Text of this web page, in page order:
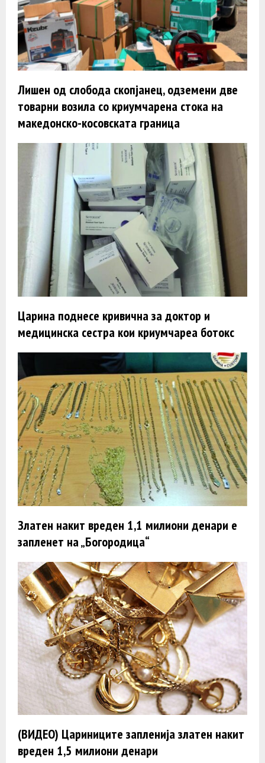
Лишен од слобода скопјанец, одземени две
товарни возила со криумчарена стока на
македонско-косовската граница
Царина поднесе кривична за доктор и
медицинска сестра кои криумчареа ботокс
Златен накит вреден 1,1 милиони денари е
запленет на „Богородица“
(ВИДЕО) Цариниците запленија златен накит
вреден 1,5 милиони денари